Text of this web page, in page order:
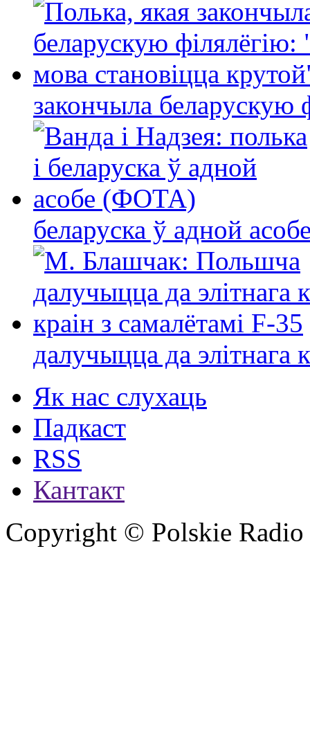
закончыла беларускую
беларуска ў адной
далучыцца да элітнага
Як нас слухаць
Падкаст
RSS
Кантакт
Copyright © Polskie